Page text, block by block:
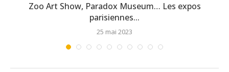
Zoo Art Show, Paradox Museum… Les expos
parisiennes...
25 mai 2023